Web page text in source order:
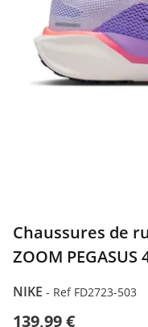
Chaussures de
ZOOM PEGASUS
NIKE - Ref FD2723-503
139,99 €